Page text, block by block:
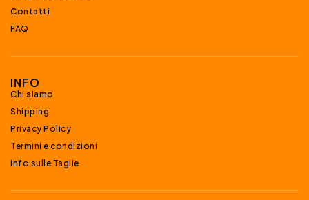
Contatti
FAQ
INFO
Chi siamo
Shipping
Privacy Policy
Termini e condizioni
Info sulle Taglie